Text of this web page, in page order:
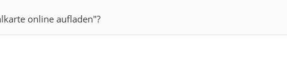
online aufladen"?